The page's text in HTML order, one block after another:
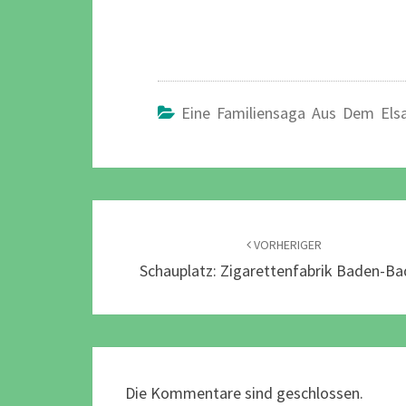
Eine Familiensaga Aus Dem
VORHERIGER
Schauplatz: Zigarettenfabrik Baden-
Die Kommentare sind geschlossen.